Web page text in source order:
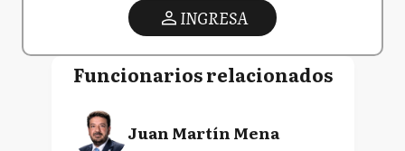
INGRESA
Funcionarios relacionados
Juan Martín Mena